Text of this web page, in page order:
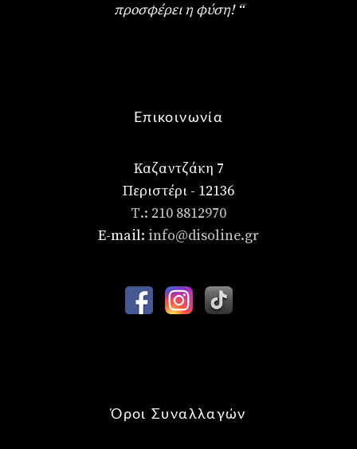
προσφέρει η φύση! “
Επικοινωνία
Καζαντζάκη 7
Περιστέρι - 12136
Τ.: 210 8812970
E-mail: info@disoline.gr
Όροι Συναλλαγών